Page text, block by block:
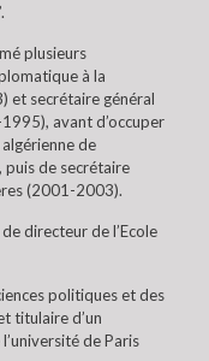
plusieurs
à la
et secrétaire général
avant d’occuper
de
de secrétaire
(2001-2003).
directeur de l’Ecole
politiques et des
titulaire d’un
de Paris